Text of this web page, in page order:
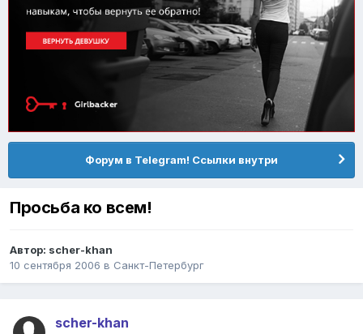
Форум в Telegram! Ссылки внутри
Просьба ко всем!
Автор: scher-khan
10 сентября 2006 в Санкт-Петербург
scher-khan